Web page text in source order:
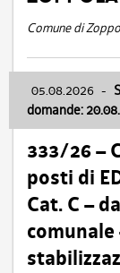
Comune di
05.08.2026 -
domande:
333/26 –
posti di
Cat. C –